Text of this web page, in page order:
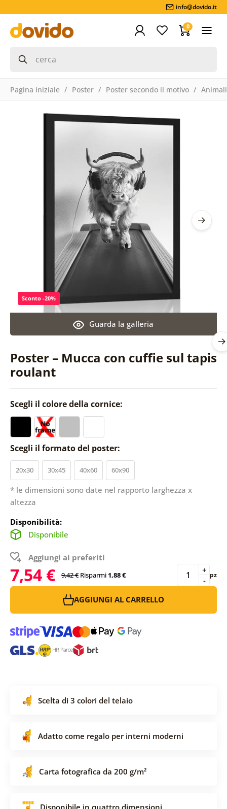
info@dovido.it
0
Pagina iniziale Poster Poster secondo il motivo Animali
Poster – Mucca con cuffie sul tapis
roulant
Guarda la galleria
Sconto -20%
Scegli il colore della cornice:
Scegli il formato del poster:
20x30 30x45 40x60 60x90
* le dimensioni sono date nel rapporto larghezza x
altezza
Disponibilità:
Disponibile
Aggiungi ai preferiti
7,54 € 9,42 € Risparmi1,88 € -
+ pz
AGGIUNGI AL CARRELLO
Scelta di 3 colori del telaio
Adatto come regalo per interni moderni
Carta fotografica da 200 g/m²
Disponibile in quattro dimensioni